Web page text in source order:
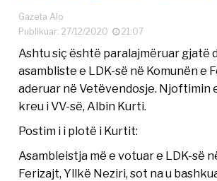
Gazeta Alo
Publikuar: 27/12/2020
21:07
Ashtu siç është paralajmëruar gjatë
asambliste e LDK-së në Komunën e
aderuar në Vetëvendosje. Njoftimin
kreu i VV-së, Albin Kurti.
Postim i i plotë i Kurtit:
Asambleistja më e votuar e LDK-së
Ferizajt, Yllkë Neziri, sot na u